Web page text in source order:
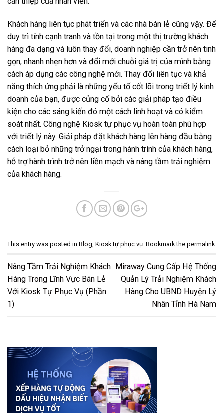
Khách hàng liên tục phát triển và các nhà bán lẻ cũng vậy. Để
duy trì tính cạnh tranh và tồn tại trong một thị trường khách
hàng đa dạng và luôn thay đổi, doanh nghiệp cần trở nên tinh
gọn, nhanh nhẹn hơn và đổi mới chuỗi giá trị của mình bằng
cách áp dụng các công nghệ mới. Thay đổi liên tục và khả
năng thích ứng phải là những yếu tố cốt lõi trong triết lý kinh
doanh của bạn, được củng cố bởi các giải pháp tạo điều
kiện cho các sáng kiến ​​đó một cách linh hoạt và có kiểm
soát nhất. Công nghệ Kiosk tự phục vụ hoàn toàn phù hợp
với triết lý này. Giải pháp đặt khách hàng lên hàng đầu bằng
cách loại bỏ những trở ngại trong hành trình của khách hàng,
hỗ trợ hành trình trở nên liền mạch và nâng tầm trải nghiệm
của khách hàng.
This entry was posted in Blog, Kiosk tự phục vụ. Bookmark the permalink.
Nâng Tầm Trải Nghiệm Khách
Hàng Trong Lĩnh Vực Bán Lẻ
Với Kiosk Tự Phục Vụ (Phần
1)
Miraway Cung Cấp Hệ Thống
Quản Lý Trải Nghiệm Khách
Hàng Cho UBND Huyện Lý
Nhân Tỉnh Hà Nam